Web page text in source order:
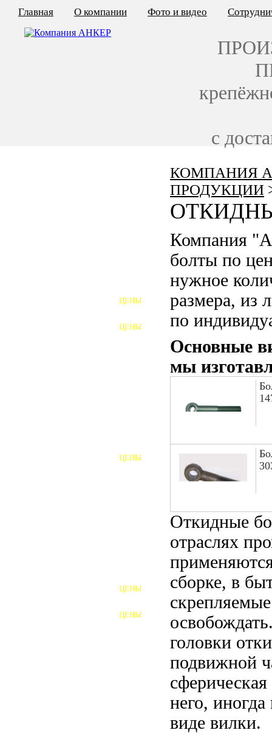
КОМПАНИЯ
ПРОДУКЦИИ
Компания
болты по
нужное
размера, из
по
Основные
мы
Откидные
отраслях
сборке, в
головки
подвижной
него,
виде вилки.
ЦЕНЫ
ЦЕНЫ
ШАЙБЫ ФУНДАМЕНТНЫЕ
ЦЕНЫ
ЦЕНЫ
ЦЕНЫ
Главная О компании Фото и видео
с